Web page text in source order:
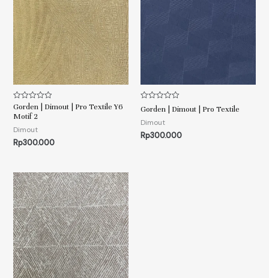
Rated
0
out
of
5
Gorden | Dimout | Pro Textile Y6
Motif 2
Dimout
Rp300.000
Rated
0
out
of
5
Gorden | Dimout | Pro Textile
Dimout
Rp300.000